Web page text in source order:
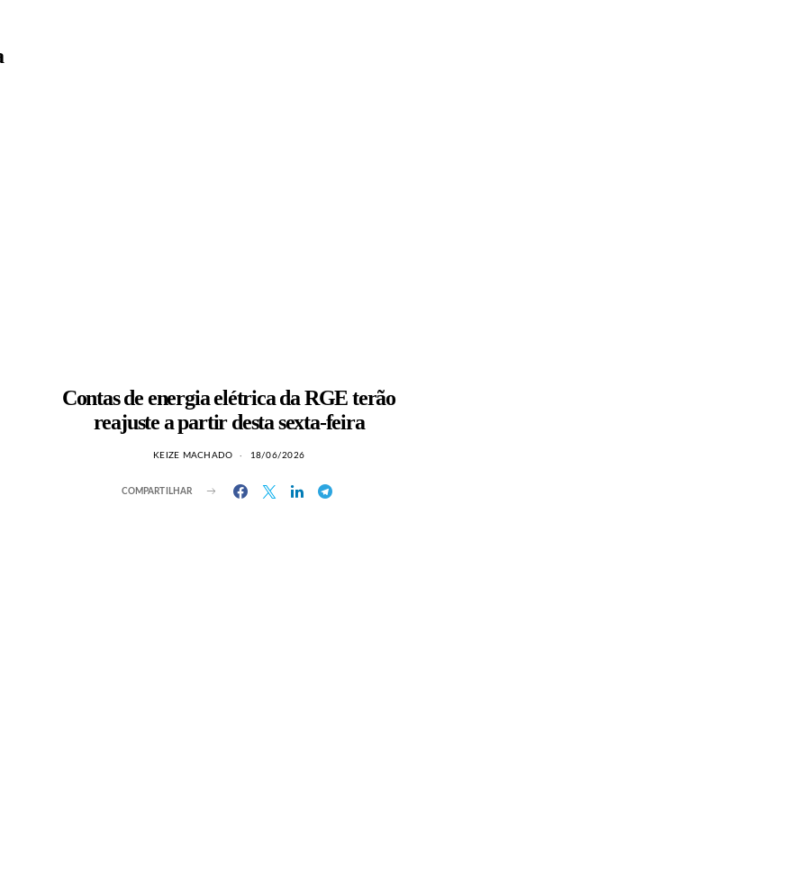
Contas de energia elétrica da RGE terão
reajuste a partir desta sexta-feira
KEIZE MACHADO 18/06/2026
COMPARTILHAR